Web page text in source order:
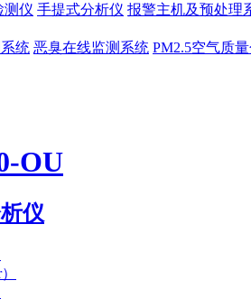
测仪 手提式分析仪 报警主机及预处理
统 恶臭在线监测系统 PM2.5空气质
OU
仪